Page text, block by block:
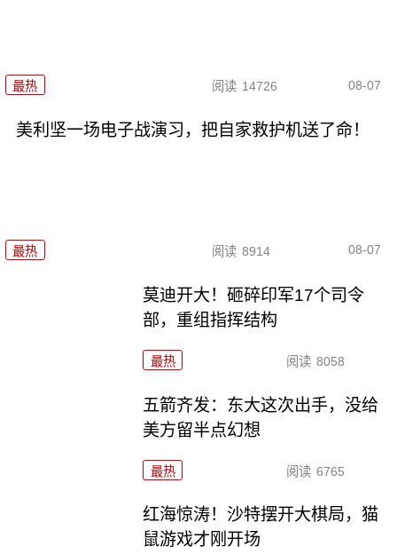
最热 阅读 14726 08-07
美利坚一场电子战演习，把自家救护机送了命！
最热 阅读 8914 08-07
莫迪开大！砸碎印军17个司令
部，重组指挥结构
最热 阅读 8058
五箭齐发：东大这次出手，没给
美方留半点幻想
最热 阅读 6765
红海惊涛！沙特摆开大棋局，猫
鼠游戏才刚开场